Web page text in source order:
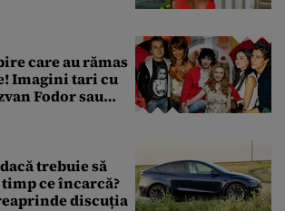
care au rămas
Imagini tari cu
Fodor sau
trebuie să
ce încarcă?
discuția